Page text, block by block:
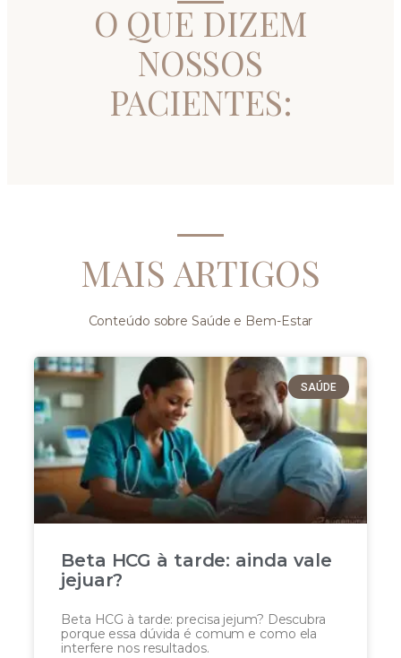
O QUE DIZEM
NOSSOS
PACIENTES:
MAIS ARTIGOS
Conteúdo sobre Saúde e Bem-Estar
SAÚDE
Beta HCG à tarde: ainda vale
jejuar?
Beta HCG à tarde: precisa jejum? Descubra
porque essa dúvida é comum e como ela
interfere nos resultados.